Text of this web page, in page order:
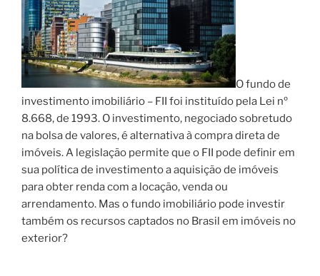
O fundo de
investimento imobiliário – FII foi instituído pela Lei nº
8.668, de 1993. O investimento, negociado sobretudo
na bolsa de valores, é alternativa à compra direta de
imóveis. A legislação permite que o FII pode definir em
sua política de investimento a aquisição de imóveis
para obter renda com a locação, venda ou
arrendamento. Mas o fundo imobiliário pode investir
também os recursos captados no Brasil em imóveis no
exterior?